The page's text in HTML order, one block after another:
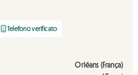
Telefono verificato
Orléans (França)